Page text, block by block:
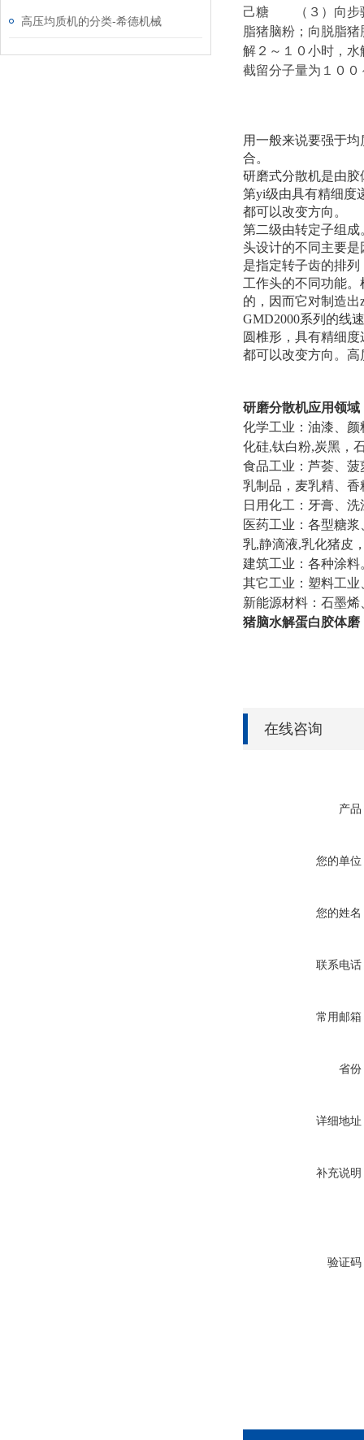
高压均质机的分类-希德机械
己糖 （３）向步骤
脂猪脑粉；向脱脂
解２～１０小时，
截留分子量为１０
用一般来说要强于
合。
研磨式分散机是由
第yi级由具有精细度
都可以改变方向。
第二级由转定子组
头设计的不同主要
是指定转子齿的排
工作头的不同功能
的，因而它对制造
GMD2000系列的线
圆椎形，具有精细
都可以改变方向。
研磨分散机应用领域
化学工业：油漆、
化硅,钛白粉,炭黑，
食品工业：芦荟、
乳制品，麦乳精、
日用化工：牙膏、
医药工业：各型糖
乳,静滴液,乳化猪皮
建筑工业：各种涂
其它工业：塑料工
新能源材料：石墨
猪脑水解蛋白胶体磨
在线咨询
产品
您的单位
您的姓名
联系电话
常用邮箱
省份
详细地址
补充说明
验证码